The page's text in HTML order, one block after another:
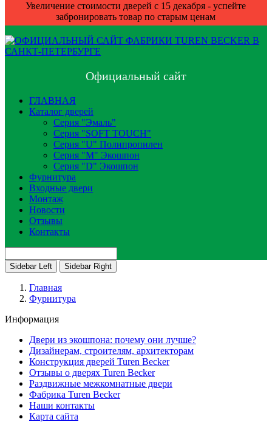
Увеличение стоимости дверей с 15 декабря - успейте
забронировать товар по старым ценам
Официальный сайт
ГЛАВНАЯ
Каталог дверей
Серия "Эмаль"
Серия "SOFT TOUCH"
Серия "U" Полипропилен
Серия "М" Экошпон
Серия "D" Экошпон
Фурнитура
Входные двери
Монтаж
Новости
Отзывы
Контакты
Sidebar Left Sidebar Right
Главная
Фурнитура
Информация
Двери из экошпона: почему они лучше?
Дизайнерам, строителям, архитекторам
Конструкция дверей Turen Becker
Отзывы о дверях Turen Becker
Раздвижные межкомнатные двери
Фабрика Turen Becker
Наши контакты
Карта сайта